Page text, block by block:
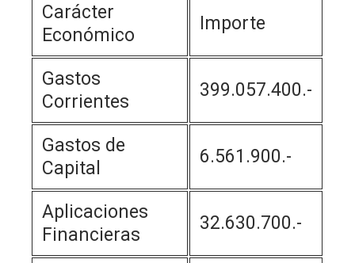
Carácter
Económico
Importe
Gastos
Corrientes
399.057.400.-
Gastos de
Capital
6.561.900.-
Aplicaciones
Financieras
32.630.700.-